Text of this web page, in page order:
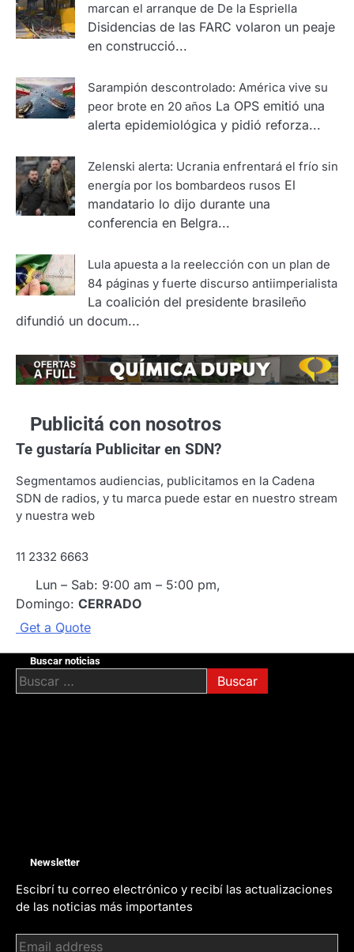
marcan el arranque de De la Espriella
Disidencias de las FARC volaron un peaje
en construcció...
Sarampión descontrolado: América vive su
peor brote en 20 años La OPS emitió una
alerta epidemiológica y pidió reforza...
Zelenski alerta: Ucrania enfrentará el frío sin
energía por los bombardeos rusos El
mandatario lo dijo durante una
conferencia en Belgra...
Lula apuesta a la reelección con un plan de
84 páginas y fuerte discurso antiimperialista
La coalición del presidente brasileño
difundió un docum...
Publicitá con nosotros
Te gustaría Publicitar en SDN?
Segmentamos audiencias, publicitamos en la Cadena
SDN de radios, y tu marca puede estar en nuestro stream
y nuestra web
11 2332 6663
Lun – Sab: 9:00 am – 5:00 pm,
Domingo: CERRADO
Get a Quote
Buscar noticias
Buscar:
Newsletter
Escibrí tu correo electrónico y recibí las actualizaciones
de las noticias más importantes